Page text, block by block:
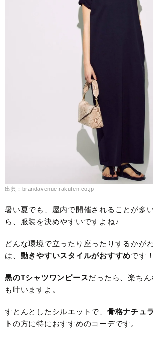
出典：brandavenue.rakuten.co.jp
暑い夏でも、屋内で開催されることが多
ら、服装を決めやすいですよね♪
どんな環境で立ったり座ったりするかが
は、 動きやすいスタイルがおすすめです！
黒のTシャツワンピースだったら、楽ち
も叶いますよ。
すとんとしたシルエットで、 骨格ナチュ
ト の方に特におすすめのコーデです。